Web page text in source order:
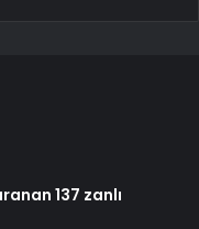
137 zanlı